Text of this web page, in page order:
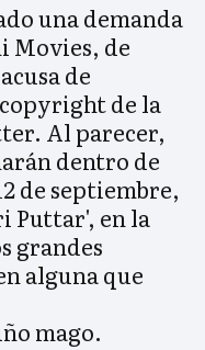
una demanda
Movies, de
de
de la
Al parecer,
dentro de
de septiembre,
Puttar', en la
grandes
alguna que
mago.